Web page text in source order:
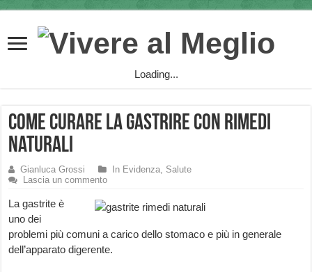
Loading...
Come curare la gastrire con rimedi
naturali
Gianluca Grossi In Evidenza, Salute
Lascia un commento
La gastrite è
uno dei
problemi più comuni a carico dello stomaco e più in generale
dell’apparato digerente.